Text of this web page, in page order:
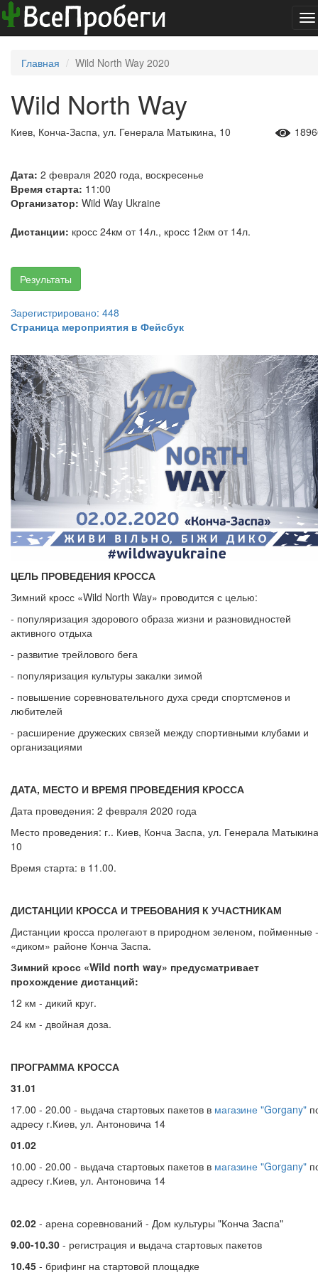
Главная Wild North Way 2020
Wild North Way
Киев, Конча-Заспа, ул. Генерала Матыкина, 10
Дата: 2 февраля 2020 года, воскресенье
Время старта: 11:00
Организатор: Wild Way Ukraine
Дистанции: кросс 24км от 14л., кросс 12км от 14л.
Результаты
Зарегистрировано: 448
Страница мероприятия в Фейсбук
ЦЕЛЬ ПРОВЕДЕНИЯ КРОССА
Зимний кросс «Wild North Way» проводится с целью:
- популяризация здорового образа жизни и разновидностей
активного отдыха
- развитие трейлового бега
- популяризация культуры закалки зимой
- повышение соревновательного духа среди спортсменов и
любителей
- расширение дружеских связей между спортивными клубами и
организациями
ДАТА, МЕСТО И ВРЕМЯ ПРОВЕДЕНИЯ КРОССА
Дата проведения: 2 февраля 2020 года
Место проведения: г.. Киев, Конча Заспа, ул. Генерала
10
Время старта: в 11.00.
ДИСТАНЦИИ КРОССА И ТРЕБОВАНИЯ К УЧАСТНИКАМ
Дистанции кросса пролегают в природном зеленом, пойменные -
«диком» районе Конча Заспа.
Зимний кросс «Wild north way» предусматривает
прохождение дистанций:
12 км - дикий круг.
24 км - двойная доза.
ПРОГРАММА КРОССА
31.01
17.00 - 20.00 - выдача стартовых пакетов в магазине "Gorgany"
адресу г.Киев, ул. Антоновича 14
01.02
10.00 - 20.00 - выдача стартовых пакетов в магазине "Gorgany"
адресу г.Киев, ул. Антоновича 14
02.02 - арена соревнований - Дом культуры "Конча Заспа"
9.00-10.30 - регистрация и выдача стартовых пакетов
10.45 - брифинг на стартовой площадке